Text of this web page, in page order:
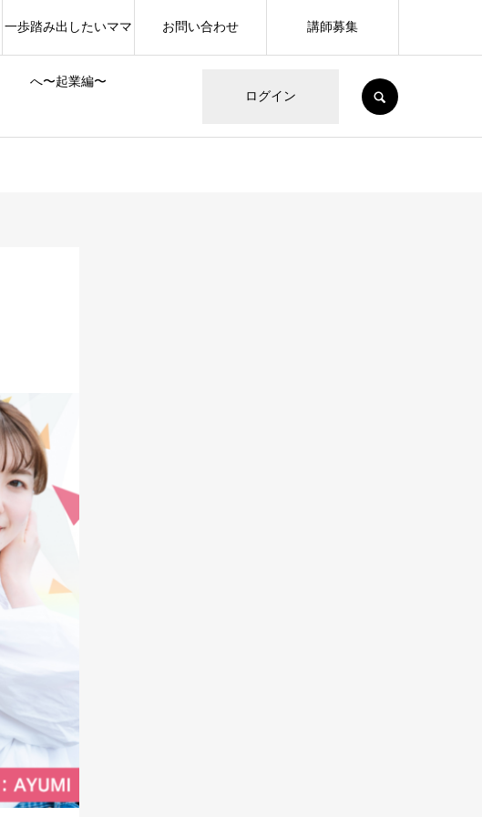
ログイン
SEARCH
一歩踏み出したいママ
へ〜起業編〜
お問い合わせ 講師募集